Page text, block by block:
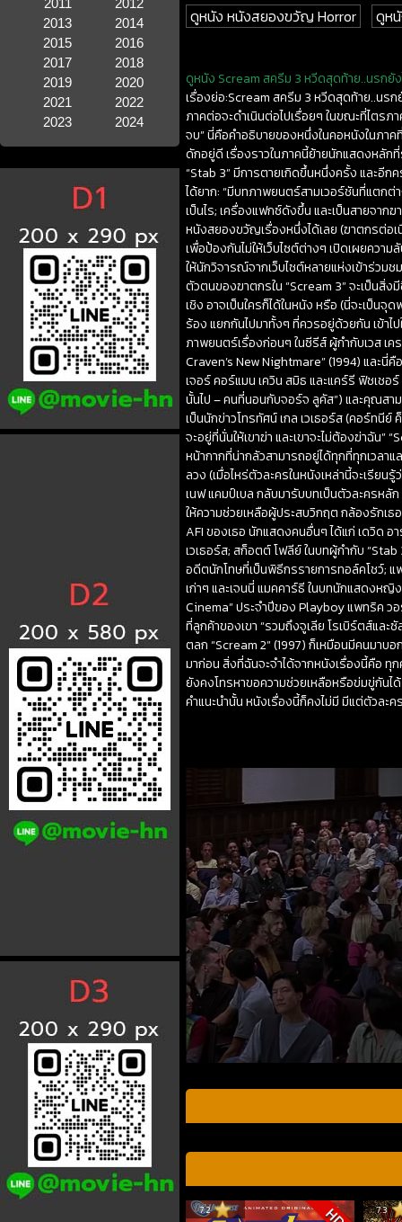
2013
2014
2015
2016
2017
2018
2019
2020
2021
2022
2023
2024
ดูหนัง หนังสยองขวัญ Horror
ดูห
ดูหนัง Scream สครีม 3 หวีดสุดท้าย..นรกยั
เรื่องย่อ:Scream สครีม 3 หวีดสุดท้าย..นรก
ภาคต่อจะดำเนินต่อไปเรื่อยๆ ในขณะที่ไตรภ
จบ” นี่คือคำอธิบายของหนึ่งในคอหนังในภ
ดักอยู่ดี เรื่องราวในภาคนี้ย้ายนักแสดงหลั
“Stab 3” มีการตายเกิดขึ้นหนึ่งครั้ง และอี
ได้ยาก: “มีบทภาพยนตร์สามเวอร์ชันที่แตกต่
เป็นไร; เครื่องแฟกซ์ดังขึ้น และเป็นสายจา
หนังสยองขวัญเรื่องหนึ่งได้เลย (ฆาตกรต่อ
เพื่อป้องกันไม่ให้เว็บไซต์ต่างๆ เปิดเผยควา
ให้นักวิจารณ์จากเว็บไซต์หลายแห่งเข้าร่วม
ตัวตนของฆาตกรใน “Scream 3” จะเป็นสิ่ง
เชิง อาจเป็นใครก็ได้ในหนัง หรือ (นี่จะเป็น
ร้อง แยกกันไปมาทั้งๆ ที่ควรอยู่ด้วยกัน เข้า
ภาพยนตร์เรื่องก่อนๆ ในซีรีส์ ผู้กำกับเวส เ
Craven’s New Nightmare” (1994) และ
เจอร์ คอร์แมน เควิน สมิธ และแคร์รี ฟิชเชอ
นั้นไป – คนที่นอนกับจอร์จ ลูคัส”) และคุณสา
เป็นนักข่าวโทรทัศน์ เกล เวเธอร์ส (คอร์ทนีย์
จะอยู่ที่นั่นให้เขาฆ่า และเขาจะไม่ต้องฆ่าฉัน
หน้ากากที่น่ากลัวสามารถอยู่ได้ทุกที่ทุกเวลาแ
ลวง (เมื่อไหร่ตัวละครในหนังเหล่านี้จะเรียน
เนฟ แคมป์เบล กลับมารับบทเป็นตัวละครหลั
ให้ความช่วยเหลือผู้ประสบวิกฤต กล้องรักเธ
AFI ของเธอ นักแสดงคนอื่นๆ ได้แก่ เดวิด
เวเธอร์ส; สก็อตต์ โฟลีย์ ในบทผู้กำกับ
อดีตนักโทษที่เป็นพิธีกรรายการทอล์คโชว์;
เก่าๆ และเจนนี่ แมคคาร์ธี ในบทนักแสดงหญิ
Cinema” ประจำปีของ Playboy แพทริค ว
ที่ลูกค้าของเขา “รวมถึงจูเลีย โรเบิร์ตส์แล
ตลก “Scream 2” (1997) ก็เหมือนมีคนมาบ
มาก่อน สิ่งที่ฉันจะจำได้จากหนังเรื่องนี้คือ ทุ
ยังคงโทรหาขอความช่วยเหลือหรือข่มขู่กันไ
คำแนะนำนั้น หนังเรื่องนี้ก็คงไม่มี มีแต่ตัวละ
7.2 7.3